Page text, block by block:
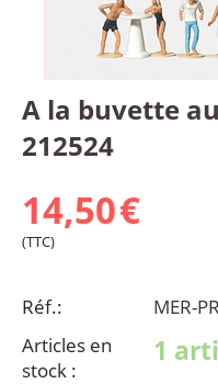
A la buvette
212524
14,50€
(TTC)
Réf.:
MER-
Articles en
stock :
1